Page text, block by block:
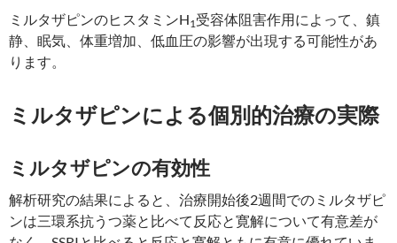
ミルタザピンのヒスタミンH1 受容体阻害作用によって、鎮
静、眠気、体重増加、低血圧の影響が出現する可能性があ
ります。
ミルタザピンによる個別的治療の実際
ミルタザピンの有効性
解析研究の結果によると、治療開始後2週間でのミルタザピ
ンは三環系抗うつ薬と比べて反応と寛解について有意差が